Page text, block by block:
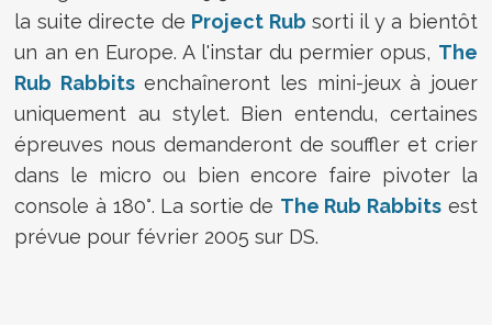
la suite directe de Project Rub sorti il y a bientôt
un an en Europe. A l'instar du permier opus, The
Rub Rabbitsenchaîneront les mini-jeux à jouer
uniquement au stylet. Bien entendu, certaines
épreuves nous demanderont de souffler et crier
dans le micro ou bien encore faire pivoter la
console à 180°. La sortie de The Rub Rabbits est
prévue pour février 2005 sur DS.